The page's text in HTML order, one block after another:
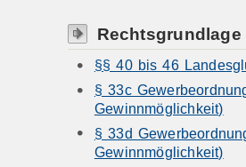
Rechtsgrundlage
§§ 40 bis 46
§ 33c
Gewinnmöglichkeit)
§ 33d
Gewinnmöglichkeit)